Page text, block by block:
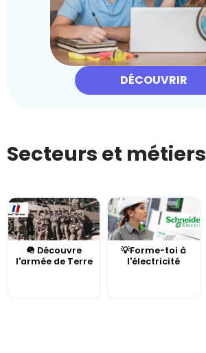
DÉCOUVRIR
Secteurs et métiers
🪖 Découvre
l'armée de Terre
💡Forme-toi à
l'électricité